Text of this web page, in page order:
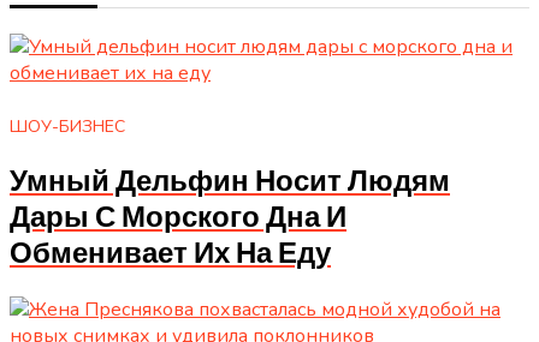
ШОУ-БИЗНЕС
Умный Дельфин Носит Людям
Дары С Морского Дна И
Обменивает Их На Еду